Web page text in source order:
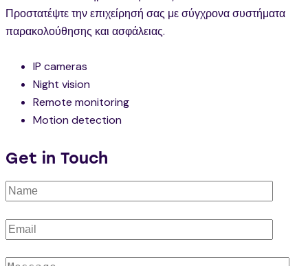
Προστατέψτε την επιχείρησή σας με σύγχρονα συστήματα
παρακολούθησης και ασφάλειας.
IP cameras
Night vision
Remote monitoring
Motion detection
Get in Touch